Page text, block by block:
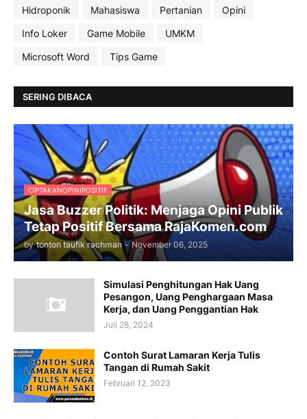
Hidroponik Mahasiswa Pertanian
Opini
Info Loker
Game Mobile
UMKM
Microsoft Word
Tips Game
SERING DIBACA
CIPTAKANOPINIPOSITIF
Jasa Buzzer Politik: Menjaga Opini Publik
Tetap Positif Bersama RajaKomen.com
by tonton taufik rachman - November 06, 2025
Simulasi Penghitungan Hak Uang
Pesangon, Uang Penghargaan Masa
Kerja, dan Uang Penggantian Hak
Juli 28, 2024
Contoh Surat Lamaran Kerja Tulis
Tangan di Rumah Sakit
Februari 12, 2023